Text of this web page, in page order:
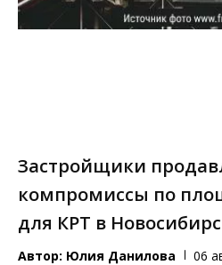
Застройщики
компромиссы по
для КРТ в
Автор: Юлия Данилова 06